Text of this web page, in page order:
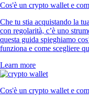
Cos'è un crypto wallet e
Che tu stia acquistando la
con regolarità, c’è uno
questa guida spieghiamo
funziona e come scegliere
Learn more
Cos'è un crypto wallet e